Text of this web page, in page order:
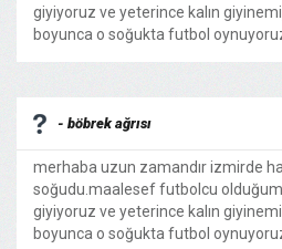
giyiyoruz ve yeterince kalın
boyunca o soğukta futbol
- böbrek ağrısı
merhaba uzun zamandır izmirde
soğudu.maalesef futbolcu
giyiyoruz ve yeterince kalın
boyunca o soğukta futbol